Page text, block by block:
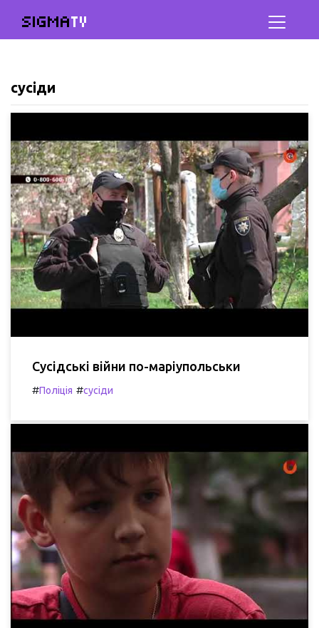
SIGMATV
сусіди
Сусідські війни по-маріупольськи
#Поліція #сусіди